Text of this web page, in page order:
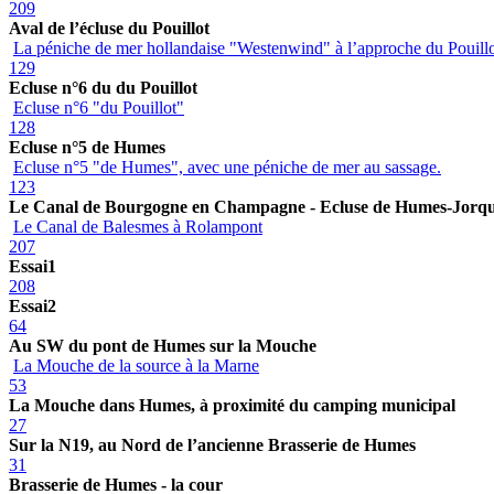
209
Aval de l’écluse du Pouillot
La péniche de mer hollandaise "Westenwind" à l’approche du
129
Ecluse n°6 du du Pouillot
Ecluse n°6 "du Pouillot"
128
Ecluse n°5 de Humes
Ecluse n°5 "de Humes", avec une péniche de mer au sassage.
123
Le Canal de Bourgogne en Champagne - Ecluse de Humes-
Le Canal de Balesmes à Rolampont
207
Essai1
208
Essai2
64
Au SW du pont de Humes sur la Mouche
La Mouche de la source à la Marne
53
La Mouche dans Humes, à proximité du camping municipal
27
Sur la N19, au Nord de l’ancienne Brasserie de Humes
31
Brasserie de Humes - la cour